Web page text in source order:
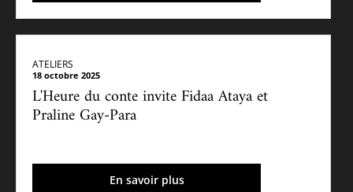
ATELIERS
18 octobre 2025
L'Heure du conte invite Fidaa Ataya et
Praline Gay-Para
En savoir plus